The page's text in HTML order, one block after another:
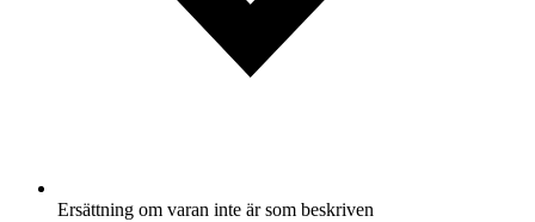
Ersättning om varan inte är som beskriven